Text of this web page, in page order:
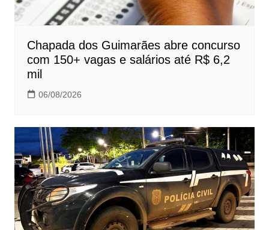
Chapada dos Guimarães abre concurso
com 150+ vagas e salários até R$ 6,2
mil
06/08/2026